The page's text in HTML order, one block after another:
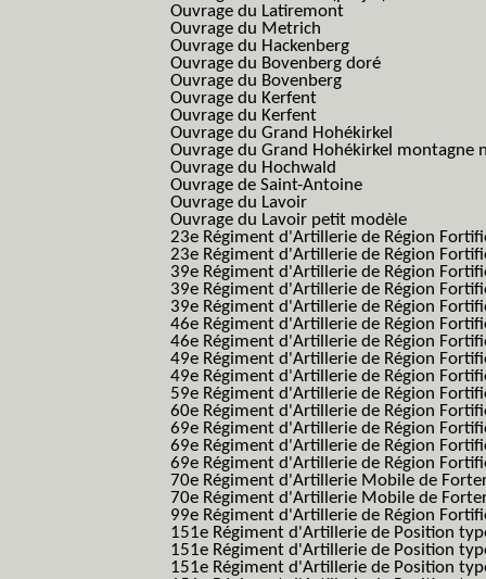
Ouvrage du Latiremont
Ouvrage du Metrich
Ouvrage du Hackenberg
Ouvrage du Bovenberg doré
Ouvrage du Bovenberg
Ouvrage du Kerfent
Ouvrage du Kerfent
Ouvrage du Grand Hohékirkel
Ouvrage du Grand Hohékirkel montagne
Ouvrage du Hochwald
Ouvrage de Saint-Antoine
Ouvrage du Lavoir
Ouvrage du Lavoir petit modèle
23e Régiment d'Artillerie de Région
23e Régiment d'Artillerie de Région
39e Régiment d'Artillerie de Région
39e Régiment d'Artillerie de Région
39e Régiment d'Artillerie de Région
46e Régiment d'Artillerie de Région
46e Régiment d'Artillerie de Région
49e Régiment d'Artillerie de Région
49e Régiment d'Artillerie de Région
59e Régiment d'Artillerie de Région
60e Régiment d'Artillerie de Région
69e Régiment d'Artillerie de Région
69e Régiment d'Artillerie de Région
69e Régiment d'Artillerie de Région
70e Régiment d'Artillerie Mobile de
70e Régiment d'Artillerie Mobile de
99e Régiment d'Artillerie de Région
151e Régiment d'Artillerie de Position
151e Régiment d'Artillerie de Position
151e Régiment d'Artillerie de Position